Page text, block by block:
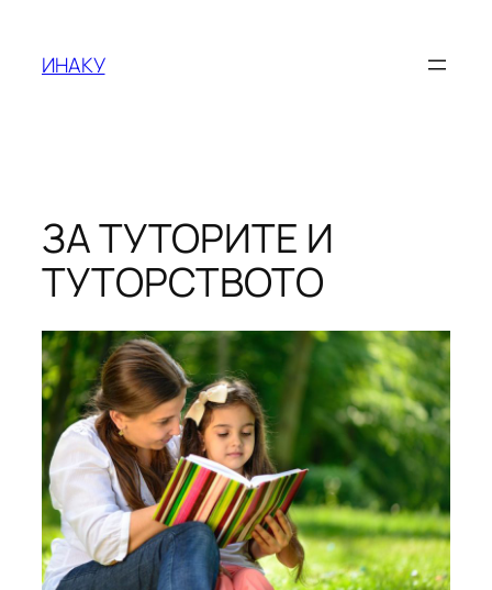
содржината
ИНАКУ
ЗА ТУТОРИТЕ И
ТУТОРСТВОТО